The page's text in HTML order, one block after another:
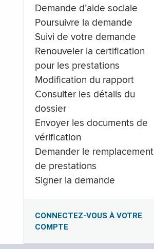
Demande d’aide sociale
Poursuivre la demande
Suivi de votre demande
Renouveler la certification
pour les prestations
Modification du rapport
Consulter les détails du
dossier
Envoyer les documents de
vérification
Demander le remplacement
de prestations
Signer la demande
CONNECTEZ-VOUS À VOTRE
COMPTE